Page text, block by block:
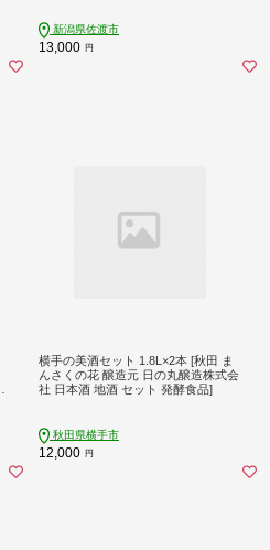
新潟県佐渡市
13,000 円
横手の美酒セット 1.8L×2本 [秋田 ま
んさくの花 醸造元 日の丸醸造株式会
社 日本酒 地酒 セット 発酵食品]
秋田県横手市
12,000 円